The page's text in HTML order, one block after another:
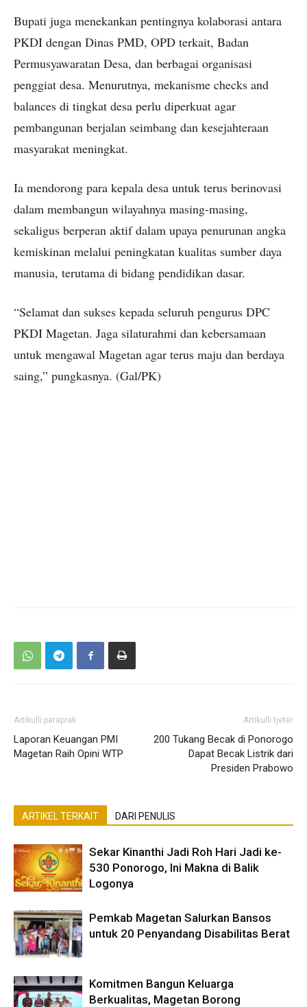
Bupati juga menekankan pentingnya kolaborasi antara
PKDI dengan Dinas PMD, OPD terkait, Badan
Permusyawaratan Desa, dan berbagai organisasi
penggiat desa. Menurutnya, mekanisme checks and
balances di tingkat desa perlu diperkuat agar
pembangunan berjalan seimbang dan kesejahteraan
masyarakat meningkat.
Ia mendorong para kepala desa untuk terus berinovasi
dalam membangun wilayahnya masing-masing,
sekaligus berperan aktif dalam upaya penurunan angka
kemiskinan melalui peningkatan kualitas sumber daya
manusia, terutama di bidang pendidikan dasar.
“Selamat dan sukses kepada seluruh pengurus DPC
PKDI Magetan. Jaga silaturahmi dan kebersamaan
untuk mengawal Magetan agar terus maju dan berdaya
saing,” pungkasnya. (Gal/PK)
Artikulli paraprak
Laporan Keuangan PMI
Magetan Raih Opini WTP
Artikulli tjetër
200 Tukang Becak di Ponorogo
Dapat Becak Listrik dari
Presiden Prabowo
ARTIKEL TERKAIT DARI PENULIS
Sekar Kinanthi Jadi Roh Hari Jadi ke-
530 Ponorogo, Ini Makna di Balik
Logonya
Pemkab Magetan Salurkan Bansos
untuk 20 Penyandang Disabilitas Berat
Komitmen Bangun Keluarga
Berkualitas, Magetan Borong